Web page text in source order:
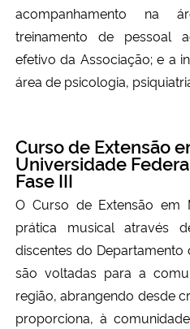
acompanhamento na
treinamento de pessoal
efetivo da Associação; e a
área de psicologia,
Curso de Extensão
Universidade
Fase III
O Curso de Extensão em
prática musical através
discentes do Departamento
são voltadas para a
região, abrangendo desde
proporciona, à